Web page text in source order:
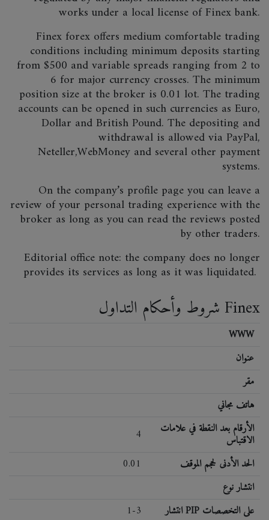
works under a local license of Finex bank.
Finex forex offers medium comfortable trading
conditions including minimum deposits starting
from $500 and variable spreads ranging from 2 to
6 for major currency crosses. The minimum
position size at the broker is 0.01 lot. The trading
accounts can be opened in such currencies as Euro,
Dollar and British Pound. The depositing and
withdrawal is allowed via PayPal,
Neteller,WebMoney and several other payment
systems.
On the company’s profile page you can leave a
review of your personal trading experience with the
broker as long as you can read the reviews posted
by other traders.
Editorial office note: the company does no longer
provides its services as long as it was liquidated.
شروط وأحكام التداول Finex
WWW
عنوان
مقر
هاتف مجاني
4
الأرقام بعد النقطة في علامات
الاقتباس
0.01
الحد الأدنى لحجم الموقف
انتشار نوع
1-3
انتشار PIP على التخصصات